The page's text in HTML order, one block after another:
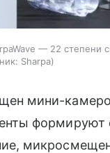
— 22
Sharpa
мини-
формируют